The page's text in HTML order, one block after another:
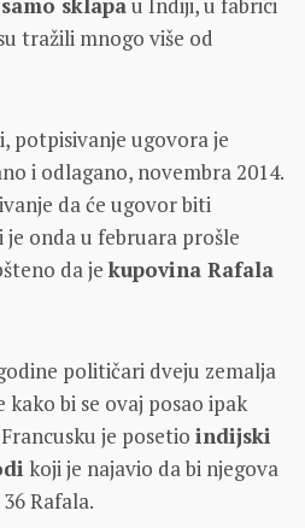
samo sklapau Indiji, u fabrici
tražili mnogo više od
potpisivanje ugovora je
i odlagano, novembra 2014.
da će ugovor biti
onda u februara prošle
da je kupovina Rafala
političari dveju zemalja
bi se ovaj posao ipak
je posetio indijski
koji je najavio da bi njegova
Rafala.